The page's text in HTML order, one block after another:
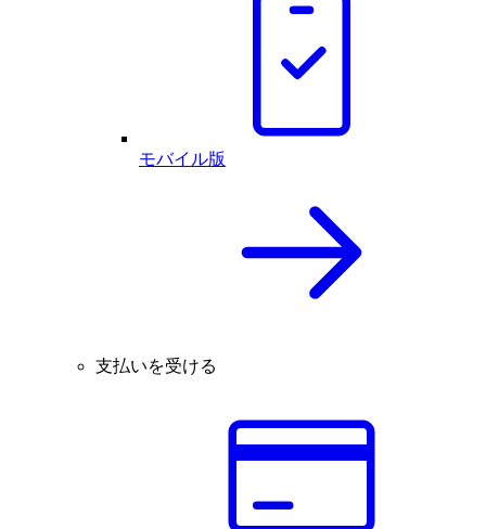
モバイル版
支払いを受ける